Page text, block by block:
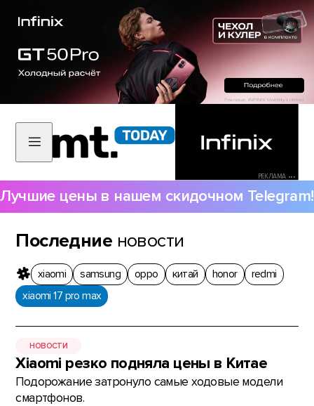
РЕКЛАМА •••
Лучшие цены в нашем скидочном Telegram!
Последние новости
xiaomi samsung oppo китай honor
redmi
xiaomi 17 pro max
НОВОСТИ
Xiaomi резко подняла цены в Китае
Подорожание затронуло самые ходовые модели
смартфонов.